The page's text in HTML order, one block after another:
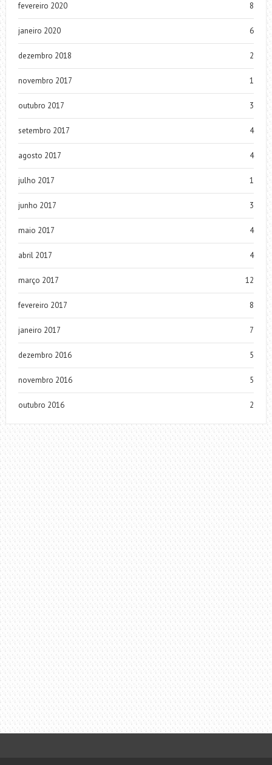
fevereiro 2020 8
janeiro 2020 6
dezembro 2018 2
novembro 2017 1
outubro 2017 3
setembro 2017 4
agosto 2017 4
julho 2017 1
junho 2017 3
maio 2017 4
abril 2017 4
março 2017 12
fevereiro 2017 8
janeiro 2017 7
dezembro 2016 5
novembro 2016 5
outubro 2016 2